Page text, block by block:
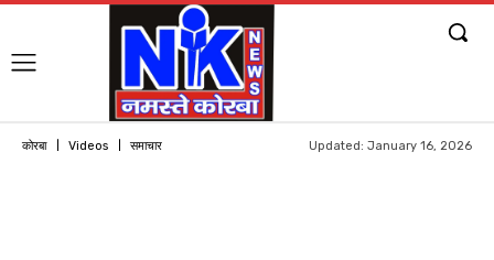
कोरबा Videos समाचार Updated: January 16, 2026